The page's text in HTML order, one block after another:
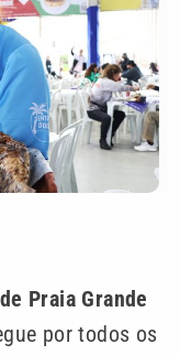
Praia Grande
por todos os